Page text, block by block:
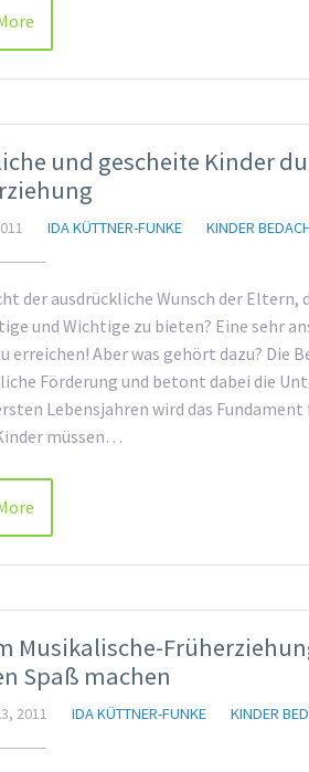
und gescheite Kinder
IDA KÜTTNER-FUNKE KINDER
der ausdrückliche Wunsch der Eltern,
und Wichtige zu bieten? Eine sehr
erreichen! Aber was gehört dazu?
Förderung und betont dabei die
Lebensjahren wird das
müssen…
Musikalische-
Spaß machen
2011 IDA KÜTTNER-FUNKE KINDER